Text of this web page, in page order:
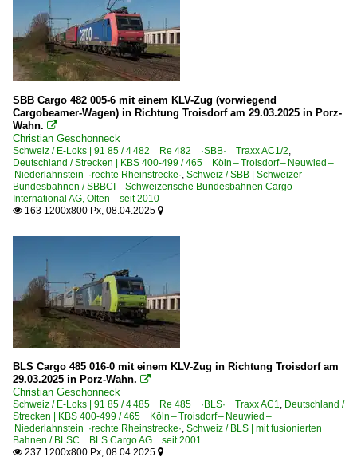
3 423 ·KHD DG 1200 BBM·
Dieseltriebzüge | 95 80
0 301 BR 301 Gothaer, WUMAG, Talbot, MAN, Esslinger
0 302 MAN Schienenbus
Dieseltriebzüge | bis 1970 und Altbautriebzüge
DB VT 12.5 · BR 612 · 688
DB VT 98 · BR 796/996 · BR 798/998 Uerdinger
E-Loks | Altbau
E 94 BR 194 · DR 254
E-Loks | Drehstrom | 91 80
6 101 BR 101
6 101 BR 101 Lokportraits
6 101 BR 101 Werbeloks
6 120 BR 120.1
6 145 BR 145 ·Traxx AC·
6 145 BR 145 ·Traxx AC· Private
SBB Cargo 482 005-6 mit einem KLV-Zug (vorwiegend
Cargobeamer-Wagen) in Richtung Troisdorf am 29.03.2025 in Porz-
Wahn. 
Christian Geschonneck
Schweiz / E-Loks | 91 85 / 4 482 Re 482 ·SBB· Traxx AC1/2,
Deutschland / Strecken | KBS 400-499 / 465 Köln – Troisdorf – Neuwied –
Niederlahnstein ·rechte Rheinstrecke·, Schweiz / SBB | Schweizer
Bundesbahnen / SBBCI Schweizerische Bundesbahnen Cargo
International AG, Olten seit 2010
 163 1200x800 Px, 08.04.2025 
BLS Cargo 485 016-0 mit einem KLV-Zug in Richtung Troisdorf am
29.03.2025 in Porz-Wahn. 
Christian Geschonneck
Schweiz / E-Loks | 91 85 / 4 485 Re 485 ·BLS· Traxx AC1, Deutschland /
Strecken | KBS 400-499 / 465 Köln – Troisdorf – Neuwied –
Niederlahnstein ·rechte Rheinstrecke·, Schweiz / BLS | mit fusionierten
Bahnen / BLSC BLS Cargo AG seit 2001
 237 1200x800 Px, 08.04.2025 